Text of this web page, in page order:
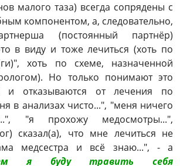
малого таза) всегда сопрядены с
компонентом, а, следовательно,
(постоянный партнёр)
в виду и тоже лечиться (хоть по
хоть по схеме, назначенной
Но только понимают это
и отказываются от лечения по
в анализах чисто...", "меня ничего
"я прохожу медосмотры...",
сказал(а), что мне лечиться не
медсестра и всё знаю...", - а
я буду травить себя